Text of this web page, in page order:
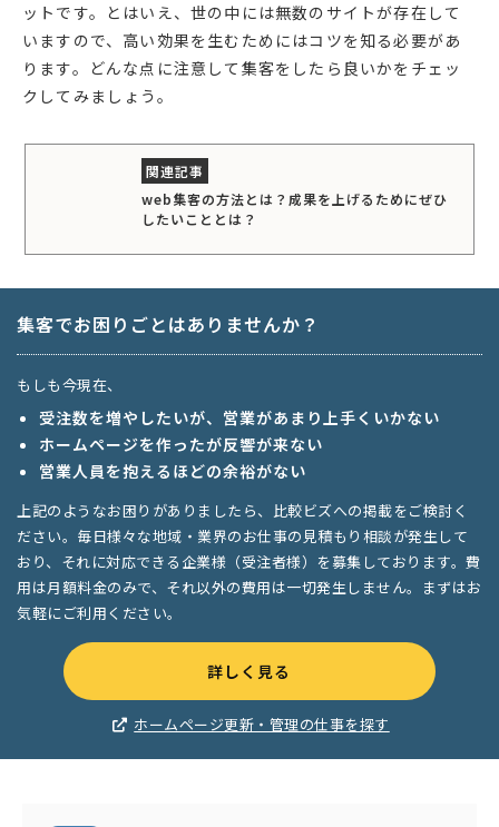
ットです。とはいえ、世の中には無数のサイトが存在して
いますので、高い効果を生むためにはコツを知る必要があ
ります。どんな点に注意して集客をしたら良いかをチェッ
クしてみましょう。
web集客の方法とは？成果を上げるためにぜひ
したいこととは？
集客でお困りごとはありませんか？
もしも今現在、
受注数を増やしたいが、営業があまり上手くいかない
ホームページを作ったが反響が来ない
営業人員を抱えるほどの余裕がない
上記のようなお困りがありましたら、比較ビズへの掲載をご検討く
ださい。毎日様々な地域・業界のお仕事の見積もり相談が発生して
おり、それに対応できる企業様（受注者様）を募集しております。費
用は月額料金のみで、それ以外の費用は一切発生しません。まずはお
気軽にご利用ください。
詳しく見る
ホームページ更新・管理の仕事を探す